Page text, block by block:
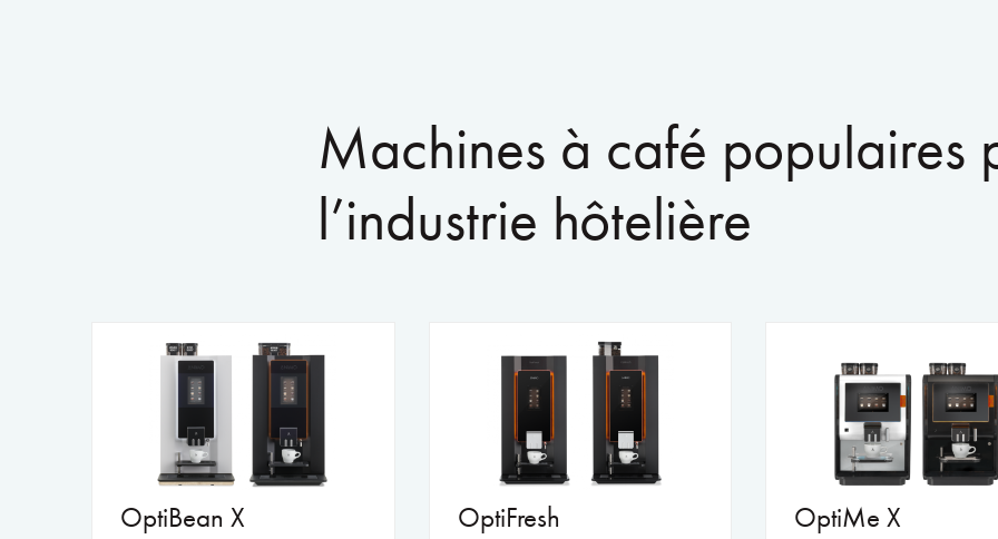
Machines à café populaires
l’industrie hôtelière
OptiBean X OptiFresh OptiMe X